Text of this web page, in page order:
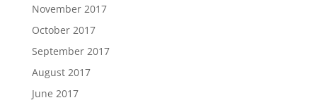
November 2017
October 2017
September 2017
August 2017
June 2017